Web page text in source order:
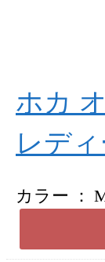
ホカ
レデ
カラー